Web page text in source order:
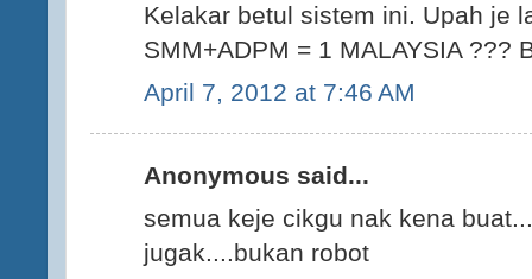
Kelakar betul sistem ini. Upah je
SMM+ADPM = 1 MALAYSIA ???
April 7, 2012 at 7:46 AM
Anonymous said...
semua keje cikgu nak kena
jugak....bukan robot